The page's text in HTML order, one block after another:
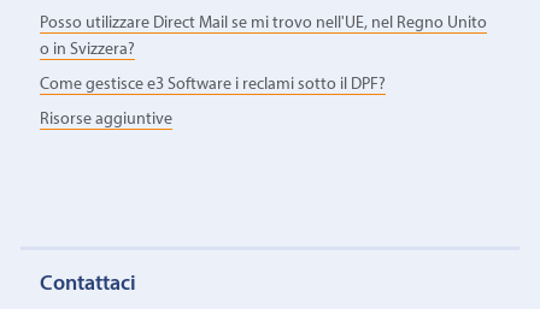
Posso utilizzare Direct Mail se mi trovo nell'UE, nel Regno Unito
o in Svizzera?
Come gestisce e3 Software i reclami sotto il DPF?
Risorse aggiuntive
Contattaci